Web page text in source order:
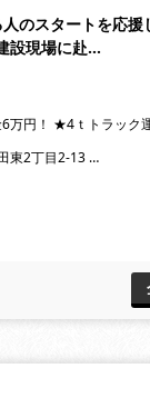
のスタートを応
設現場に赴…
万円！ ★4ｔトラック
東2丁目2-13 …